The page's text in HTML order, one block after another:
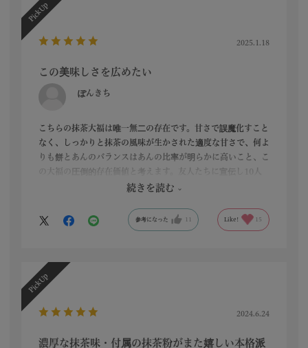
2025.1.18
この美味しさを広めたい
ぽんきち
こちらの抹茶大福は唯一無二の存在です。甘さで誤魔化すこと
なく、しっかりと抹茶の風味が生かされた適度な甘さで、何よ
りも餅とあんのバランスはあんの比率が明らかに高いこと、こ
の大福の圧倒的存在価値と考えます。友人たちに宣伝し10人
中10人が「こんな大福食べたことがない」と唸る逸品です。
続きを読む
参考になった Like! 15
2024.6.24
濃厚な抹茶味・付属の抹茶粉がまた嬉しい本格派